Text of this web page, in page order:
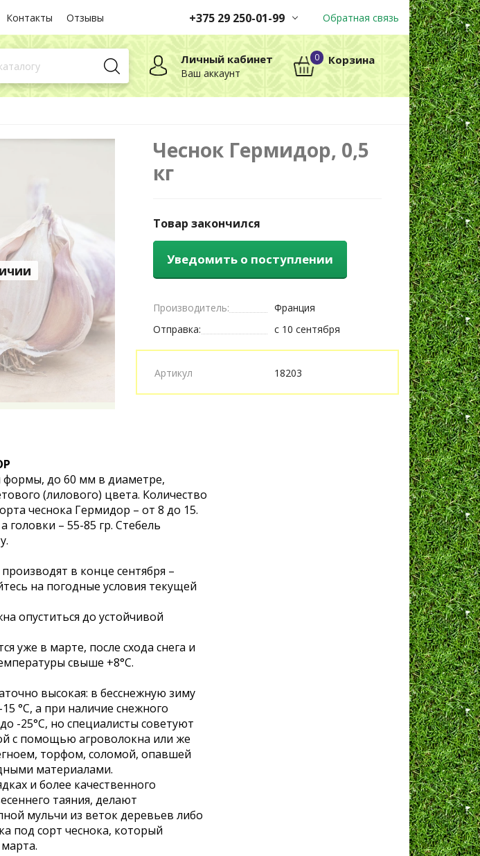
Контакты Отзывы +375 29 250-01-99
автоматически через корзину
круглосуточно без выходных
Обратная связь
Личный кабинет
Ваш аккаунт
0 Корзина
Чеснок Гермидор, 0,5
кг
Товар закончился
Уведомить о поступлении
Производитель:
Франция
Отправка:
с 10 сентября
Артикул 18203
формы, до 60 мм в диаметре,
(лилового) цвета. Количество
чеснока Гермидор – от 8 до 15.
головки – 55-85 гр. Стебель
в конце сентября –
на погодные условия текущей
опуститься до устойчивой
уже в марте, после схода снега и
свыше +8°C.
высокая: в бесснежную зиму
°C, а при наличие снежного
-25°C, но специалисты советуют
с помощью агроволокна или же
торфом, соломой, опавшей
материалами.
и более качественного
таяния, делают
мульчи из веток деревьев либо
под сорт чеснока, который